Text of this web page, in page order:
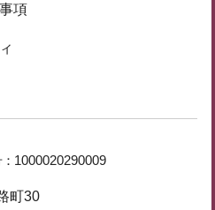
項
1000020290009
町30